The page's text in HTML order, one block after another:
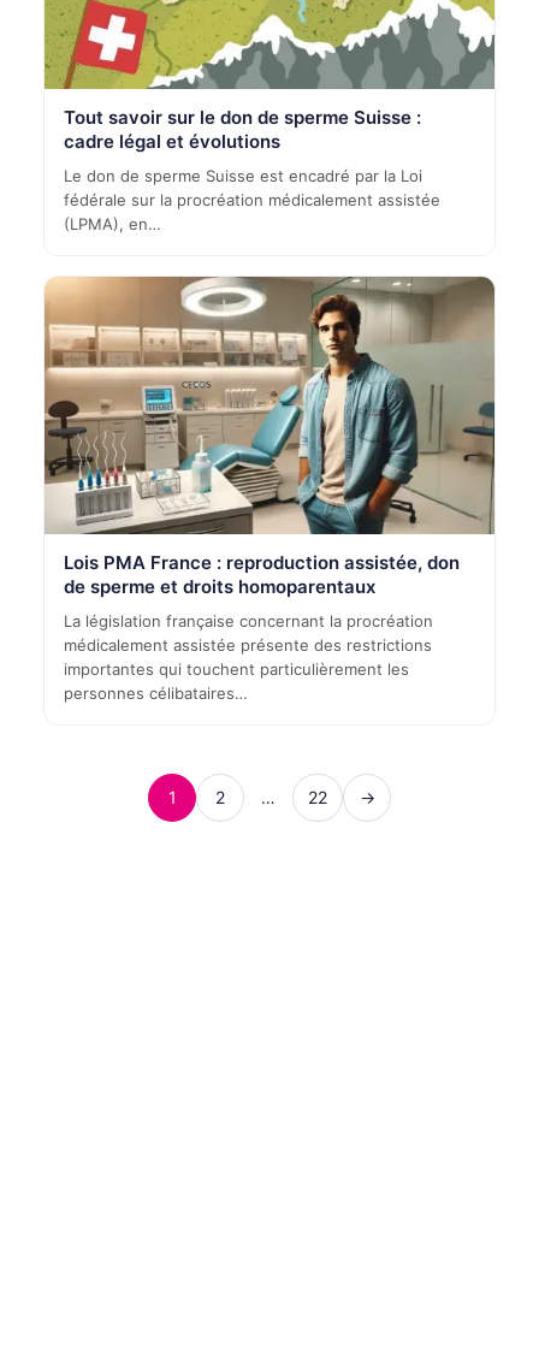
Tout savoir sur le don de sperme Suisse :
cadre légal et évolutions
Le don de sperme Suisse est encadré par la Loi
fédérale sur la procréation médicalement assistée
(LPMA), en…
Lois PMA France : reproduction assistée, don
de sperme et droits homoparentaux
La législation française concernant la procréation
médicalement assistée présente des restrictions
importantes qui touchent particulièrement les
personnes célibataires…
1 2 … 22 →